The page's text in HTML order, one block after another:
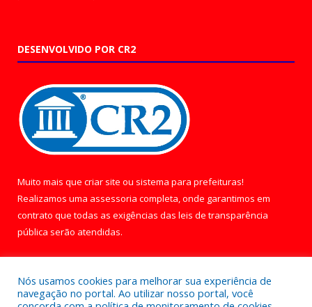
DESENVOLVIDO POR CR2
Muito mais que criar site ou sistema para prefeituras!
Realizamos uma assessoria completa, onde garantimos em
contrato que todas as exigências das leis de transparência
pública serão atendidas.
Nós usamos cookies para melhorar sua experiência de
navegação no portal. Ao utilizar nosso portal, você